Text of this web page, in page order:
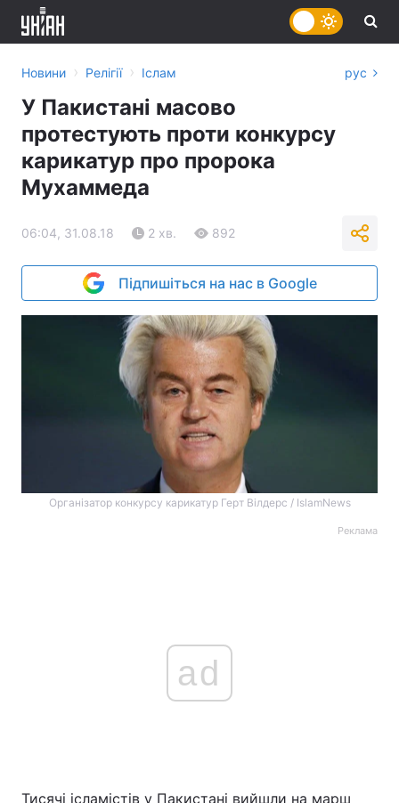
Новини › Релігії › Іслам рус
У Пакистані масово
протестують проти конкурсу
карикатур про пророка
Мухаммеда
06:04, 31.08.18 2 хв. 892
Підпишіться на нас в Google
Організатор конкурсу карикатур Герт Вілдерс / IslamNews
Реклама
ad
Тисячі ісламістів у Пакистані вийшли на марш